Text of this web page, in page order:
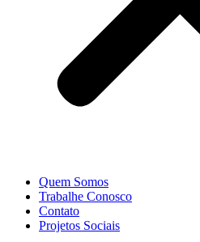
Quem Somos
Trabalhe Conosco
Contato
Projetos Sociais